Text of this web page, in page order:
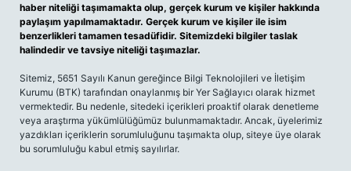
haber niteliği taşımamakta olup, gerçek kurum ve kişiler hakkında
paylaşım yapılmamaktadır. Gerçek kurum ve kişiler ile isim
benzerlikleri tamamen tesadüfidir. Sitemizdeki bilgiler taslak
halindedir ve tavsiye niteliği taşımazlar.
Sitemiz, 5651 Sayılı Kanun gereğince Bilgi Teknolojileri ve İletişim
Kurumu (BTK) tarafından onaylanmış bir Yer Sağlayıcı olarak hizmet
vermektedir. Bu nedenle, sitedeki içerikleri proaktif olarak denetleme
veya araştırma yükümlülüğümüz bulunmamaktadır. Ancak, üyelerimiz
yazdıkları içeriklerin sorumluluğunu taşımakta olup, siteye üye olarak
bu sorumluluğu kabul etmiş sayılırlar.